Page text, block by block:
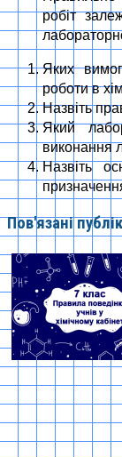
робіт
Яких
роботи в
Назвіть
Який
виконання
Назвіть
Пов'язані